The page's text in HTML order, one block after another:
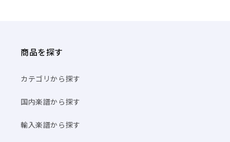
商品を探す
カテゴリから探す
国内楽譜から探す
輸入楽譜から探す